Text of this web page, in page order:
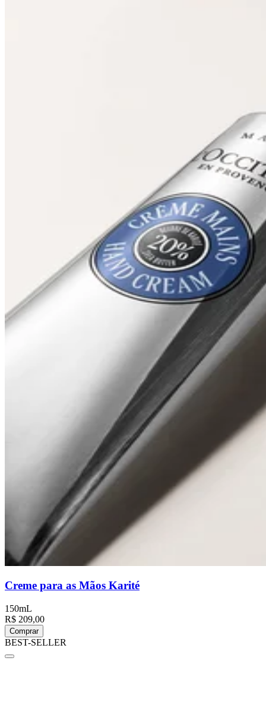
Creme para as Mãos Karité
150mL
R$ 209,00
Comprar
BEST-SELLER